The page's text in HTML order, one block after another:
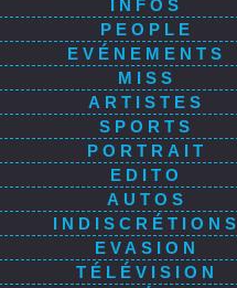
INFOS
PEOPLE
EVÉNEMENTS
MISS
ARTISTES
SPORTS
PORTRAIT
EDITO
AUTOS
INDISCRÉTIONS
EVASION
TÉLÉVISION